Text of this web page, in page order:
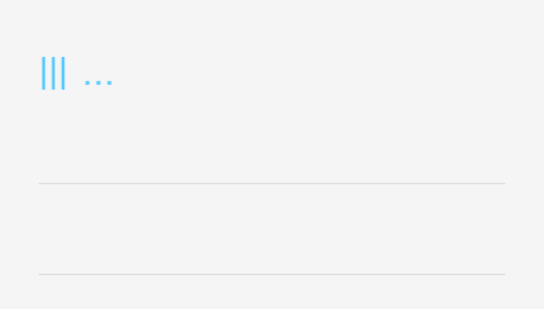
Математика
Медицина